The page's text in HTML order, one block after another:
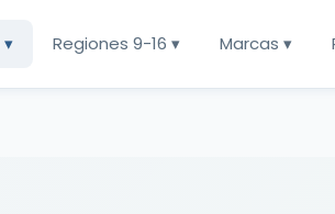
Regiones 9-16 ▾ Marcas ▾